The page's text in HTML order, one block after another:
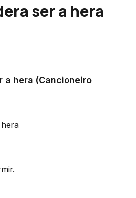
ser a hera
a hera (Cancioneiro
hera